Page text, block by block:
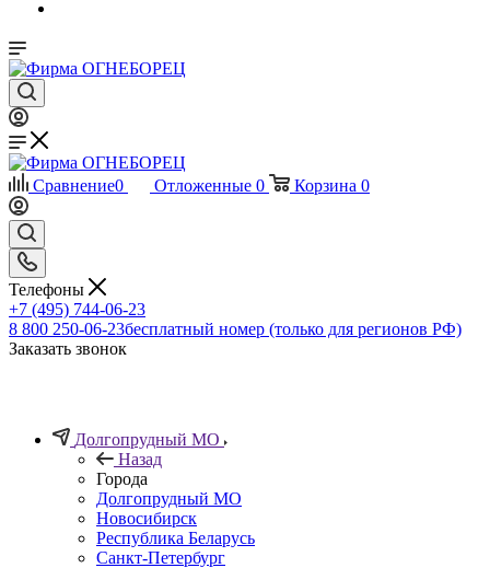
Сравнение0 Отложенные 0 Корзина 0
Телефоны
+7 (495) 744-06-23
8 800 250-06-23бесплатный номер (только для регионов РФ)
Заказать звонок
Долгопрудный МО
Назад
Города
Долгопрудный МО
Новосибирск
Республика Беларусь
Санкт-Петербург